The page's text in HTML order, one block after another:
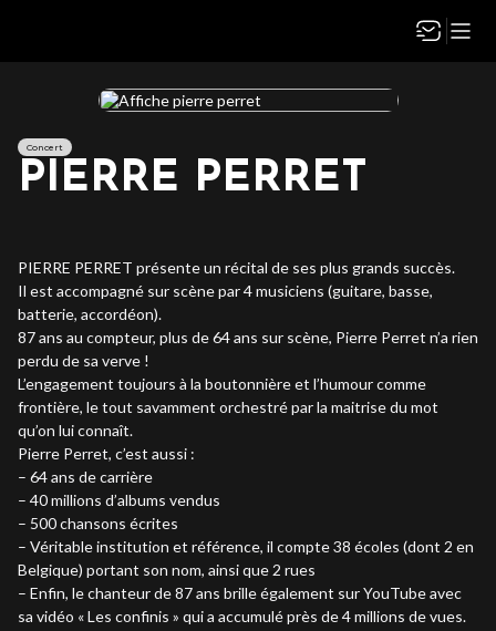
Concert
PIERRE PERRET
PIERRE PERRET présente un récital de ses plus grands succès.
Il est accompagné sur scène par 4 musiciens (guitare, basse,
batterie, accordéon).
87 ans au compteur, plus de 64 ans sur scène, Pierre Perret n’a rien
perdu de sa verve !
L’engagement toujours à la boutonnière et l’humour comme
frontière, le tout savamment orchestré par la maitrise du mot
qu’on lui connaît.
Pierre Perret, c’est aussi :
– 64 ans de carrière
– 40 millions d’albums vendus
– 500 chansons écrites
– Véritable institution et référence, il compte 38 écoles (dont 2 en
Belgique) portant son nom, ainsi que 2 rues
– Enfin, le chanteur de 87 ans brille également sur YouTube avec
sa vidéo « Les confinis » qui a accumulé près de 4 millions de vues.